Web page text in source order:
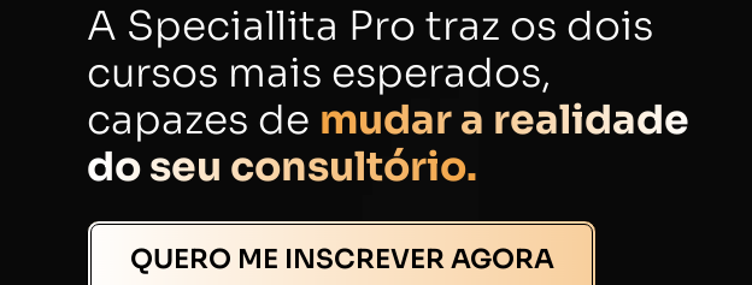
A Speciallita Pro traz os dois
cursos mais esperados,
capazes de mudar a realidade
do seu consultório.
QUERO ME INSCREVER AGORA